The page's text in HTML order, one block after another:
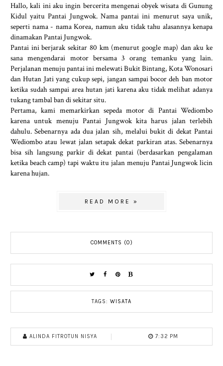
Hallo, kali ini aku ingin bercerita mengenai obyek wisata di Gunung
Kidul yaitu Pantai Jungwok. Nama pantai ini menurut saya unik,
seperti nama - nama Korea, namun aku tidak tahu alasannya kenapa
dinamakan Pantai Jungwok.
Pantai ini berjarak sekitar 80 km (menurut google map) dan aku ke
sana mengendarai motor bersama 3 orang temanku yang lain.
Perjalanan menuju pantai ini melewati Bukit Bintang, Kota Wonosari
dan Hutan Jati yang cukup sepi, jangan sampai bocor deh ban motor
ketika sudah sampai area hutan jati karena aku tidak melihat adanya
tukang tambal ban di sekitar situ.
Pertama, kami memarkirkan sepeda motor di Pantai Wediombo
karena untuk menuju Pantai Jungwok kita harus jalan terlebih
dahulu. Sebenarnya ada dua jalan sih, melalui bukit di dekat Pantai
Wediombo atau lewat jalan setapak dekat parkiran atas. Sebenarnya
bisa sih langsung parkir di dekat pantai (berdasarkan pengalaman
ketika beach camp) tapi waktu itu jalan menuju Pantai Jungwok licin
karena hujan.
READ MORE »
COMMENTS (0)
TAGS: WISATA
ALINDA FITROTUN NISYA 7:32 PM